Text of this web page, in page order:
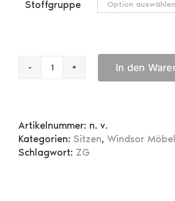
Stoffgruppe
Ercol
In den
Artikelnummer: n. v.
Kategorien: Sitzen, Windsor Möbel
Schlagwort: ZG